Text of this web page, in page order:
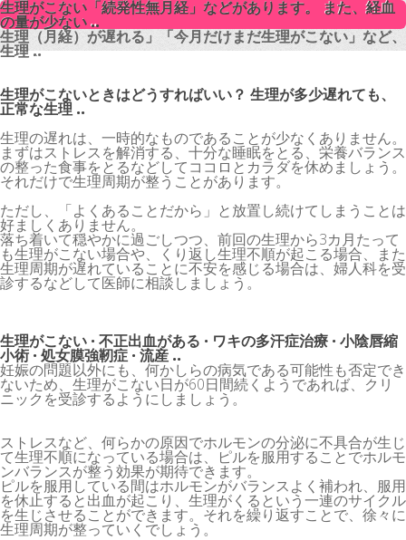
生理がこない「続発性無月経」などがあります。 また、経血
の量が少ない ..
生理（月経）が遅れる」「今月だけまだ生理がこない」など、
生理 ..
生理がこないときはどうすればいい？ 生理が多少遅れても、
正常な生理 ..
生理の遅れは、一時的なものであることが少なくありません。
まずはストレスを解消する、十分な睡眠をとる、栄養バランス
の整った食事をとるなどしてココロとカラダを休めましょう。
それだけで生理周期が整うことがあります。
ただし、「よくあることだから」と放置し続けてしまうことは
好ましくありません。
落ち着いて穏やかに過ごしつつ、前回の生理から3カ月たって
も生理がこない場合や、くり返し生理不順が起こる場合、また
生理周期が遅れていることに不安を感じる場合は、婦人科を受
診するなどして医師に相談しましょう。
生理がこない · 不正出血がある · ワキの多汗症治療 · 小陰唇縮
小術 · 処女膜強靭症 · 流産 ..
妊娠の問題以外にも、何かしらの病気である可能性も否定でき
ないため、生理がこない日が60日間続くようであれば、クリ
ニックを受診するようにしましょう。
ストレスなど、何らかの原因でホルモンの分泌に不具合が生じ
て生理不順になっている場合は、ピルを服用することでホルモ
ンバランスが整う効果が期待できます。
ピルを服用している間はホルモンがバランスよく補われ、服用
を休止すると出血が起こり、生理がくるという一連のサイクル
を生じさせることができます。それを繰り返すことで、徐々に
生理周期が整っていくでしょう。
生理がこない「続発性無月経」などがあります。 また、経血
の量が少ない ..
生理（月経）が遅れる」「今月だけまだ生理がこない」など、
生理 ..